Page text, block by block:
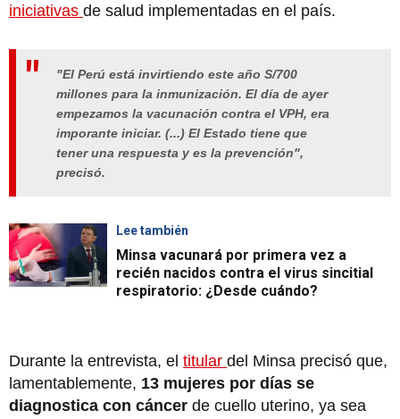
iniciativas de salud implementadas en el país.
"El Perú está invirtiendo este año S/700
millones para la inmunización. El día de ayer
empezamos la vacunación contra el VPH, era
imporante iniciar. (...) El Estado tiene que
tener una respuesta y es la prevención",
precisó.
Lee también
Minsa vacunará por primera vez a
recién nacidos contra el virus sincitial
respiratorio: ¿Desde cuándo?
Durante la entrevista, el titular del Minsa precisó que,
lamentablemente, 13 mujeres por días se
diagnostica con cáncer de cuello uterino, ya sea